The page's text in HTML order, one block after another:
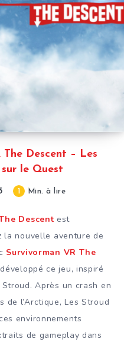
Descent – Les
le Quest
1 Min. à lire
Descent est
la nouvelle aventure de
Survivorman VR The
ce jeu, inspiré
Après un crash en
de l’Arctique, Les Stroud
environnements
de gameplay dans